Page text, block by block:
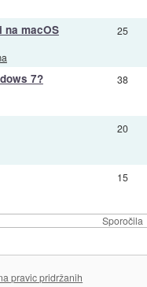
Sporočila
macOS 25
7? 38
20
15
pravic pridržanih